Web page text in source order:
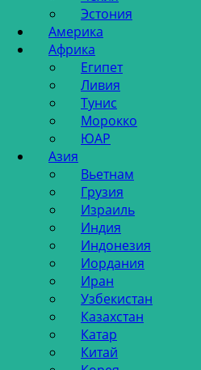
Эстония
Америка
Африка
Египет
Ливия
Тунис
Морокко
ЮАР
Азия
Вьетнам
Грузия
Израиль
Индия
Индонезия
Иордания
Иран
Узбекистан
Казахстан
Катар
Китай